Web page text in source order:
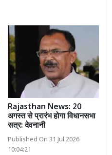
Rajasthan News: 20
अगस्त से प्रारंभ होगा विधानसभा
सत्र: देवनानी
Published On 31 Jul 2026
10:04:21